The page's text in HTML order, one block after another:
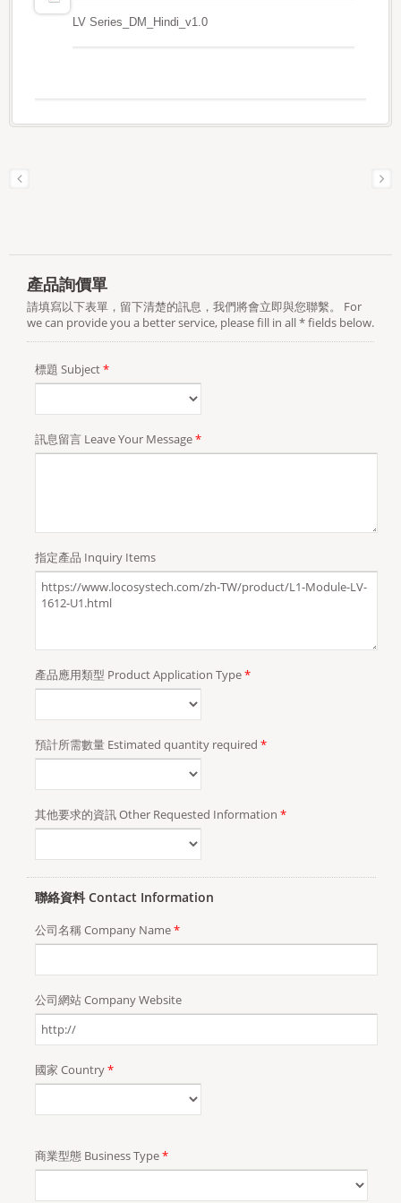
LV Series_DM_Hindi_v1.0